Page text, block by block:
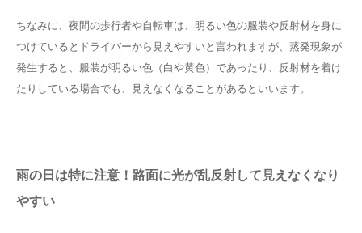
ちなみに、夜間の歩行者や自転車は、明るい色の服装や反射材を身に
つけているとドライバーから見えやすいと言われますが、蒸発現象が
発生すると、服装が明るい色（白や黄色）であったり、反射材を着け
たりしている場合でも、見えなくなることがあるといいます。
雨の日は特に注意！路面に光が乱反射して見えなくなり
やすい